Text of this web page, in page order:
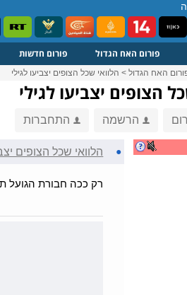
פורום האח הגדול פורום חדשות
האח הגדול > הלוואי שכל הצופים יצביעו לגילי
הצופים יצביעו לגילי
הרשמה התחברות
● הלוואי שכל הצופים
רק ככה חבורת הגועל